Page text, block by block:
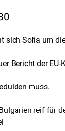
sich Sofia um
Bericht der
muss.
reif für